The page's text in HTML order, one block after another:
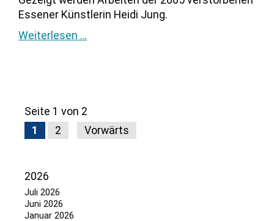
Essener Künstlerin Heidi Jung.
Weiterlesen …
Seite 1 von 2
1
2 Vorwärts
2026
Juli 2026
Juni 2026
Januar 2026